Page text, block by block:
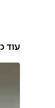
עוד